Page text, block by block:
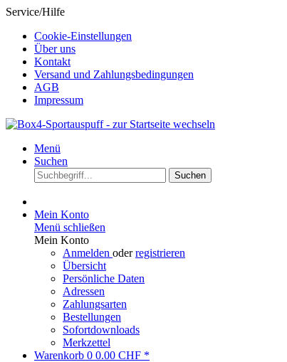
Service/Hilfe
Cookie-Einstellungen
Über uns
Kontakt
Versand und Zahlungsbedingungen
AGB
Impressum
Menü
Suchen
Suchen
Mein Konto
Menü schließen
Mein Konto
Anmelden oderregistrieren
Übersicht
Persönliche Daten
Adressen
Zahlungsarten
Bestellungen
Sofortdownloads
Merkzettel
Warenkorb 0 0.00 CHF *